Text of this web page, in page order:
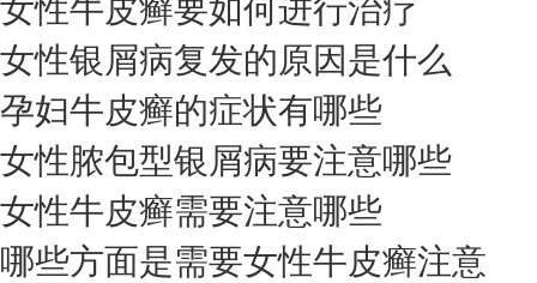
我要咨询我要预约
擅长： 杨成平 互联网门诊主任【医生简介】 毕业于长江...[详情]
女性牛皮癣要如何进行治疗
女性银屑病复发的原因是什么
孕妇牛皮癣的症状有哪些
女性脓包型银屑病要注意哪些
女性牛皮癣需要注意哪些
哪些方面是需要女性牛皮癣注意